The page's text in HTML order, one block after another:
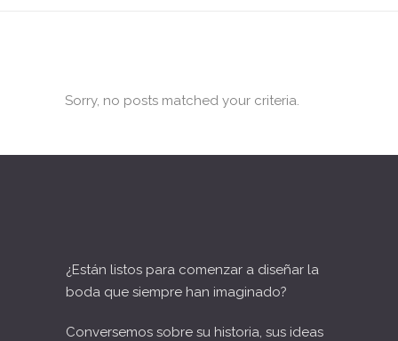
Sorry, no posts matched your criteria.
¿Están listos para comenzar a diseñar la
boda que siempre han imaginado?
Conversemos sobre su historia, sus ideas